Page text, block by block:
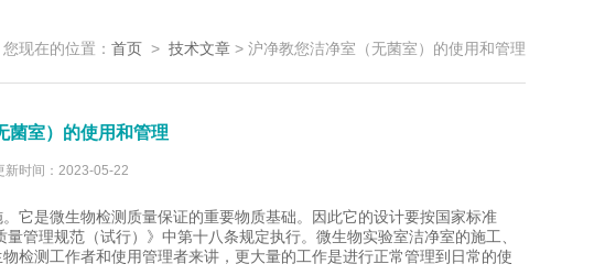
您现在的位置： 首页 > 技术文章 > 沪净教您洁净室（无菌室）的使用和管理
菌室）的使用和管理
新时间：2023-05-22
它是微生物检测质量保证的重要物质基础。因此它的设计要按国家标准
量管理规范（试行）》中第十八条规定执行。微生物实验室洁净室的施工、
检测工作者和使用管理者来讲，更大量的工作是进行正常管理到日常的使